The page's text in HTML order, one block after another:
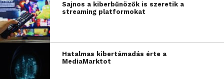
Sajnos a kiberbűnözők is szeretik a
streaming platformokat
Hatalmas kibertámadás érte a
MediaMarktot